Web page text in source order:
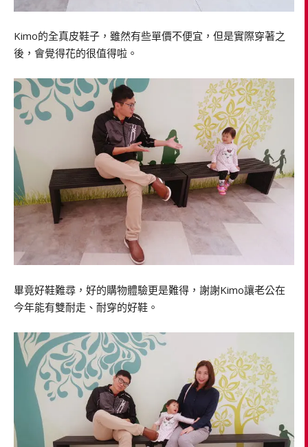
Kimo的全真皮鞋子，雖然有些單價不便宜，但是實際穿著之
後，會覺得花的很值得啦。
畢竟好鞋難尋，好的購物體驗更是難得，謝謝Kimo讓老公在
今年能有雙耐走、耐穿的好鞋。